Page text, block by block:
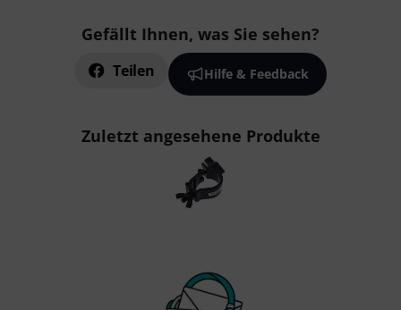
Gefällt Ihnen, was Sie sehen?
Teilen Hilfe & Feedback
Zuletzt angesehene Produkte